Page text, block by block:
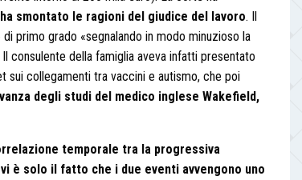
ha smontato le ragioni del giudice del lavoro. Il
primo grado «segnalando in modo minuzioso la
Il consulente della famiglia aveva infatti presentato
sui collegamenti tra vaccini e autismo, che poi
degli studi del medico inglese Wakefield,
temporale tra la progressiva
è solo il fatto che i due eventi avvengono uno